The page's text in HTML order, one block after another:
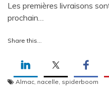
Les premières livraisons
prochain…
Share this…
Almac, nacelle, spiderboom